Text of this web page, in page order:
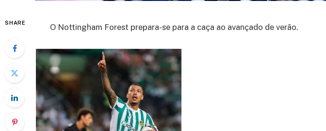
SHARE O Nottingham Forest prepara-se para a caça ao avançado de verão.